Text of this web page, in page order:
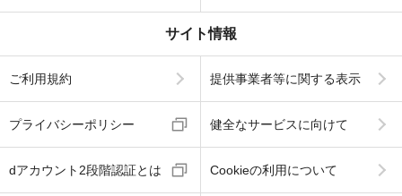
サイト情報
ご利用規約 提供事業者等に関する表示
プライバシーポリシー 健全なサービスに向けて
dアカウント2段階認証とは Cookieの利用について